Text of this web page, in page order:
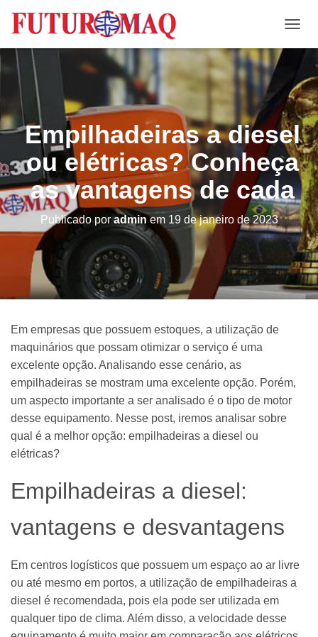
L
R
N
A
R
N
A
V
G
A
Ç
Ã
O
Empilhadeiras a diesel
ou elétricas? Conheça
as vantagens de cada
Publicado poradminem 19 de janeiro de 2023
Em empresas que possuem estoques, a utilização de
maquinários que possam otimizar o serviço é uma
excelente opção. Analisando esse cenário, as
empilhadeiras se mostram uma excelente opção. Porém,
um aspecto importante a ser analisado é o tipo de motor
desse equipamento. Nesse post, iremos analisar sobre
qual é a melhor opção: empilhadeiras a diesel ou
elétricas?
Empilhadeiras a diesel:
vantagens e desvantagens
Em centros logísticos que possuem um espaço ao ar livre
ou até mesmo em portos, a utilização de empilhadeiras a
diesel é recomendada, pois ela pode ser utilizada em
qualquer tipo de clima. Além disso, a velocidade desse